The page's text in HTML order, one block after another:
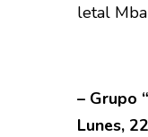
letal
– Grupo
Lunes,